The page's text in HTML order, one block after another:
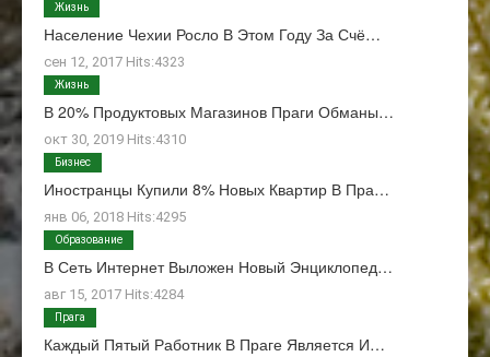
Население Чехии Росло В Этом Году За Счё…
сен 12, 2017 Hits:4323
Жизнь
В 20% Продуктовых Магазинов Праги Обманы…
окт 30, 2019 Hits:4310
Жизнь
Иностранцы Купили 8% Новых Квартир В Пра…
янв 06, 2018 Hits:4295
Бизнес
В Сеть Интернет Выложен Новый Энциклопед…
авг 15, 2017 Hits:4284
Образование
Каждый Пятый Работник В Праге Является И…
Прага